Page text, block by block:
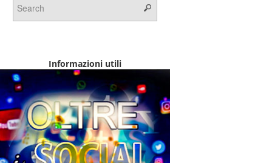
Informazioni utili